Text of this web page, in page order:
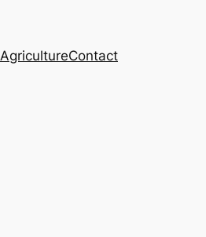
AgricultureContact